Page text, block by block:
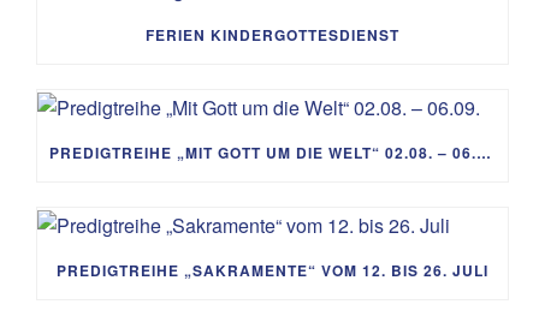
FERIEN KINDERGOTTESDIENST
PREDIGTREIHE „MIT GOTT UM DIE WELT“ 02.08. – 06.09.
PREDIGTREIHE „SAKRAMENTE“ VOM 12. BIS 26. JULI